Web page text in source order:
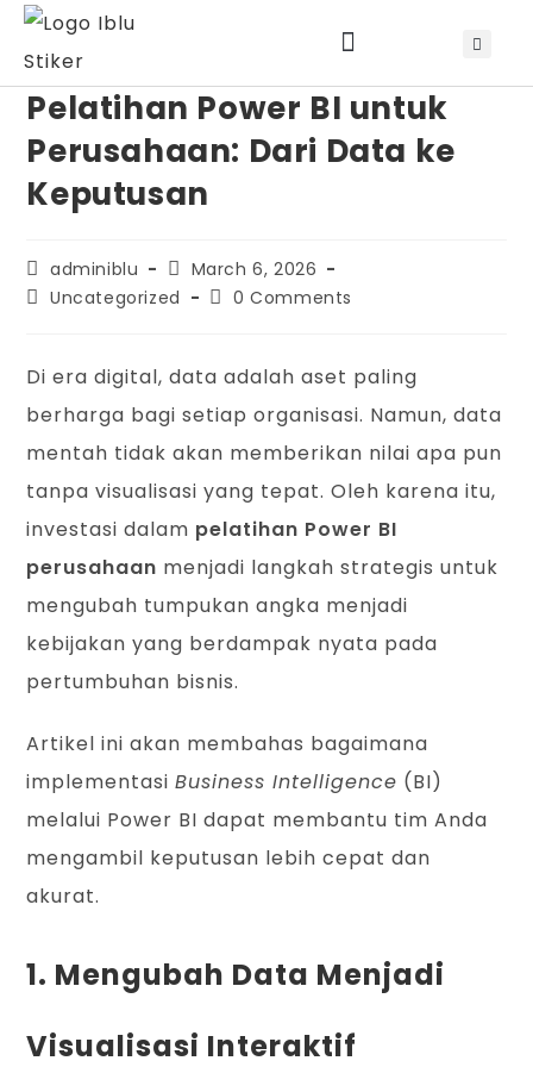
Pelatihan Power BI untuk
Perusahaan: Dari Data ke
Keputusan
adminiblu
March 6, 2026
Uncategorized
0 Comments
Di era digital, data adalah aset paling
berharga bagi setiap organisasi. Namun, data
mentah tidak akan memberikan nilai apa pun
tanpa visualisasi yang tepat. Oleh karena itu,
investasi dalam pelatihan Power BI
perusahaan menjadi langkah strategis untuk
mengubah tumpukan angka menjadi
kebijakan yang berdampak nyata pada
pertumbuhan bisnis.
Artikel ini akan membahas bagaimana
implementasiBusiness Intelligence (BI)
melalui Power BI dapat membantu tim Anda
mengambil keputusan lebih cepat dan
akurat.
1. Mengubah Data Menjadi
Visualisasi Interaktif